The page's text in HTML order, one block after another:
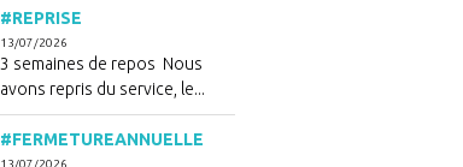
#REPRISE
13/07/2026
3 semaines de repos Nous
avons repris du service, le...
#FERMETUREANNUELLE
13/07/2026